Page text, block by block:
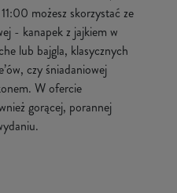
możesz skorzystać ze
- kanapek z jajkiem w
lub bajgla, klasycznych
czy śniadaniowej
W ofercie
gorącej, porannej